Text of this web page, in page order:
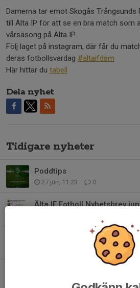
Damerna tar emot Skogås Trångsunds
till Älta IP för att se en bra match som
vårsäsong på Älta IP.
Följ laget på instagram, där får du
deras fotbollsvardag #altaifdam
Här hittar du tabell
Dela nyhet
Tidigare nyheter
Poddtips
27 jun, 11:23 0
Älta IF Fotboll Nyhetsbrev
Uppstartscamp v 33 Anmäl
0
16 jun, 15:32 0